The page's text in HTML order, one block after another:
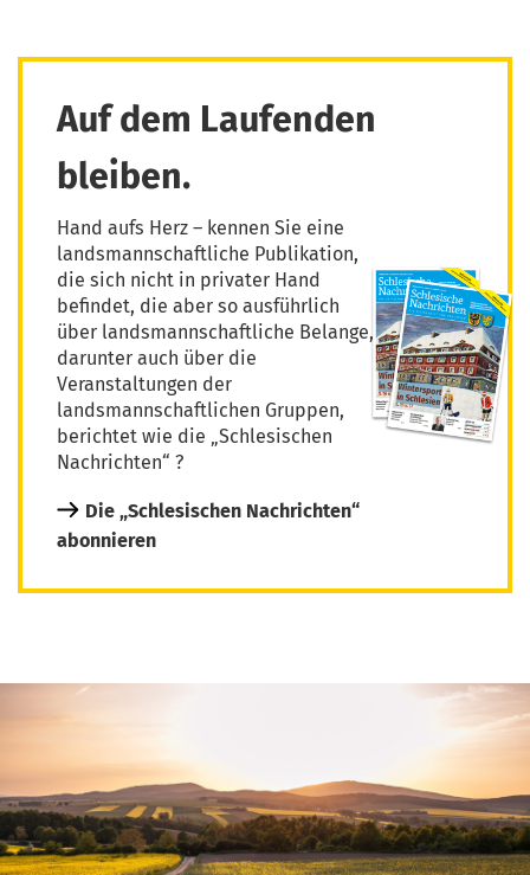
Auf dem Laufenden
bleiben.
Hand aufs Herz – kennen Sie eine
landsmannschaftliche Publikation,
die sich nicht in privater Hand
befindet, die aber so ausführlich
über landsmannschaftliche Belange,
darunter auch über die
Veranstaltungen der
landsmannschaftlichen Gruppen,
berichtet wie die „Schlesischen
Nachrichten“ ?
Die „Schlesischen Nachrichten“
abonnieren